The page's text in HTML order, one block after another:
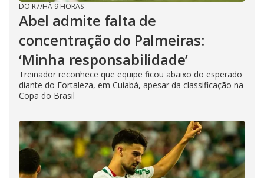
DO R7/HÁ 9 HORAS
Abel admite falta de
concentração do Palmeiras:
‘Minha responsabilidade’
Treinador reconhece que equipe ficou abaixo do esperado
diante do Fortaleza, em Cuiabá, apesar da classificação na
Copa do Brasil